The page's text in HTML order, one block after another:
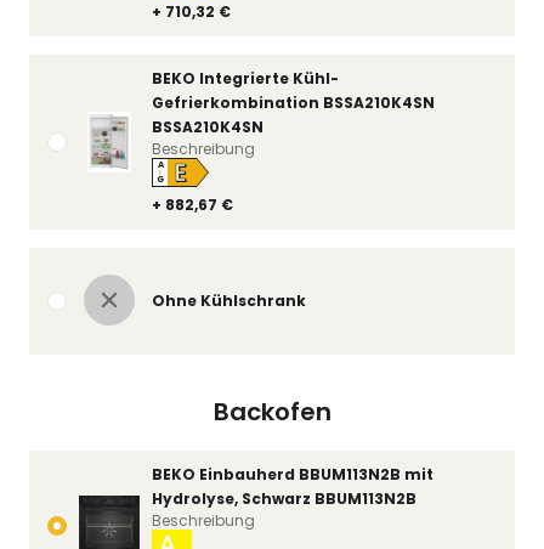
+ 710,32 €
BEKO Integrierte Kühl-
Gefrierkombination BSSA210K4SN
BSSA210K4SN
+ 882,67 €
A
↑
G E
Beschreibung
Ohne Kühlschrank
Backofen
BEKO Einbauherd BBUM113N2B mit
Hydrolyse, Schwarz BBUM113N2B
Beschreibung